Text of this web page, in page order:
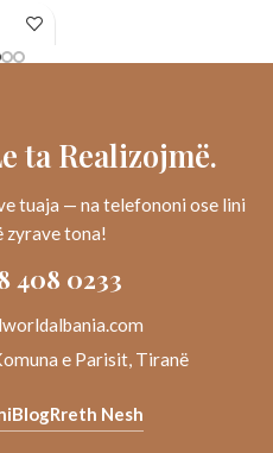
ta Realizojmë.
tuaja — na telefononi ose lini
zyrave tona!
408 0233
e Parisit, Tiranë
BlogRreth Nesh